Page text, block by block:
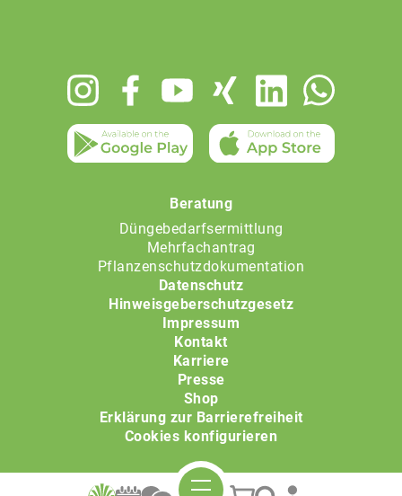
Beratung
Düngebedarfsermittlung
Mehrfachantrag
Pflanzenschutzdokumentation
Datenschutz
Hinweisgeberschutzgesetz
Impressum
Kontakt
Karriere
Presse
Shop
Erklärung zur Barrierefreiheit
Cookies konfigurieren